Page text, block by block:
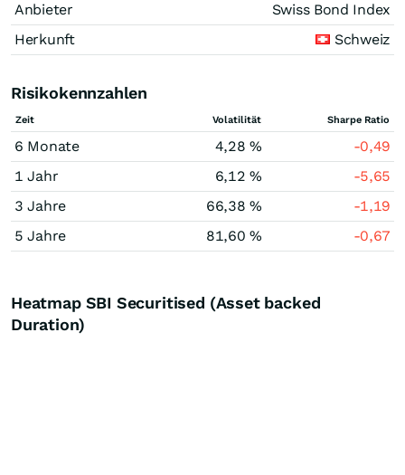
Anbieter
Swiss Bond Index
Herkunft
Schweiz
Risikokennzahlen
Zeit Volatilität Sharpe Ratio
6 Monate 4,28 %
-0,49
1 Jahr
6,12 %
-5,65
3 Jahre
66,38 %
-1,19
5 Jahre
81,60 % -0,67
Heatmap SBI Securitised (Asset backed
Duration)